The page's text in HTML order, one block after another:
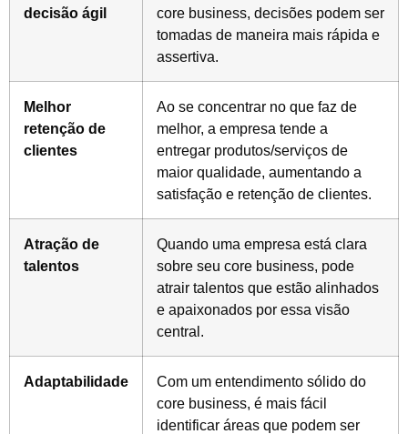
decisão ágil
core business, decisões podem ser
tomadas de maneira mais rápida e
assertiva.
Melhor
retenção de
clientes
Ao se concentrar no que faz de
melhor, a empresa tende a
entregar produtos/serviços de
maior qualidade, aumentando a
satisfação e retenção de clientes.
Atração de
talentos
Quando uma empresa está clara
sobre seu core business, pode
atrair talentos que estão alinhados
e apaixonados por essa visão
central.
Adaptabilidade
Com um entendimento sólido do
core business, é mais fácil
identificar áreas que podem ser